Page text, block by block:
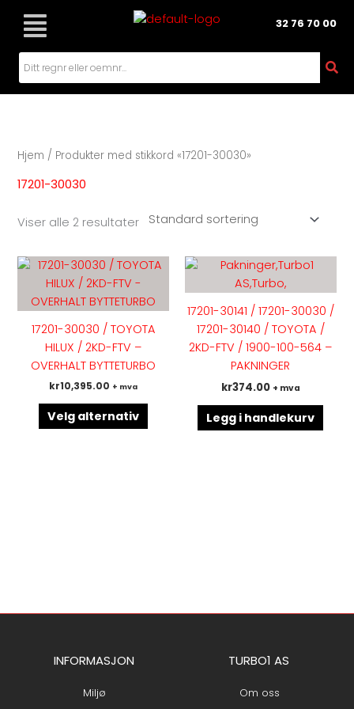
innholdet
32 76 70 00
Hjem / Produkter med stikkord «17201-30030»
17201-30030
Viser alle 2 resultater
17201-30030 / TOYOTA
HILUX / 2KD-FTV –
OVERHALT BYTTETURBO
kr10,395.00 + mva
Velg alternativ
Dette
har
varianter.
Alternativene
kan
produktsiden
17201-30141 / 17201-30030 /
17201-30140 / TOYOTA /
2KD-FTV / 1900-100-564 –
PAKNINGER
kr374.00 + mva
Legg i handlekurv
INFORMASJON
Miljø
TURBO1 AS
Om oss